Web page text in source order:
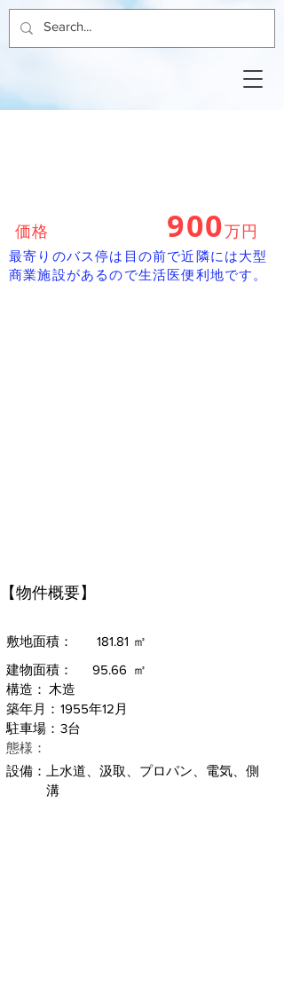
価格 900万円
最寄りのバス停は目の前で近隣には大型
商業施設があるので生活医便利地です。
【物件概要】
敷地面積： 181.81 ㎡
建物面積：
95.66 ㎡
構造： 木造
築年月： 1955年12月
駐車場： 3台
​態様：
設備：
上水道、汲取、プロパン、電気、側
溝